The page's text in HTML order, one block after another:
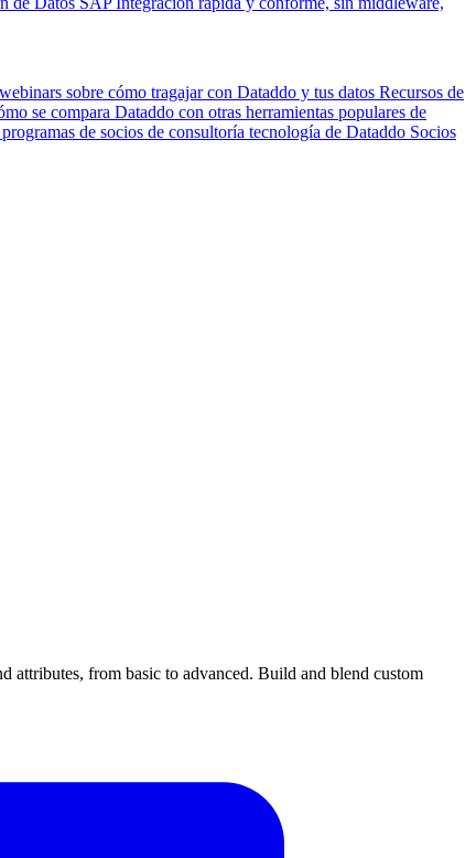
sobre cómo tragajar con Dataddo y tus datos Recursos de
se compara Dataddo con otras herramientas populares de
de socios de consultoría tecnología de Dataddo Socios
attributes, from basic to advanced. Build and blend custom